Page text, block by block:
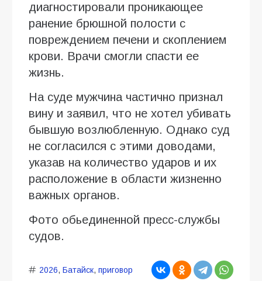
диагностировали проникающее
ранение брюшной полости с
повреждением печени и скоплением
крови. Врачи смогли спасти ее
жизнь.
На суде мужчина частично признал
вину и заявил, что не хотел убивать
бывшую возлюбленную. Однако суд
не согласился с этими доводами,
указав на количество ударов и их
расположение в области жизненно
важных органов.
Фото обьединенной пресс-службы
судов.
2026, Батайск, приговор